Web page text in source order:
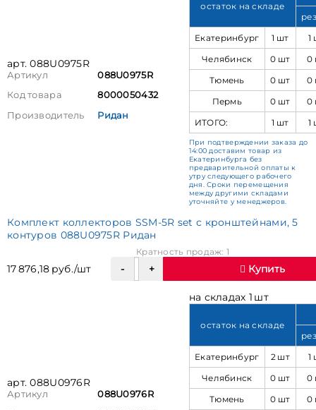
арт. 088U0975R
Артикул
088U0975R
Код товара
8000050432
Производитель
Ридан
остаток на складе
Екатеринбург
1 шт
1
Челябинск
0 шт
0
Тюмень
0 шт
0
Пермь
0 шт
0
ИТОГО:
1 шт 1
При подтверждении заказа до
14:00 доставим товар из
Екатеринбурга без
предварительной оплаты к
утру следующего рабочего
дня. Сроки перемещения
между другими складами
уточняйте у менеджеров.
Комплект коллекторов SSM-5R set с кронштейнами, 5
контуров 088U0975R Ридан
17 876,18 руб./шт
Кратность продаж: 1
Купить
арт. 088U0976R
Артикул
088U0976R
на складах 1 шт
остаток на складе
Екатеринбург
2 шт
1
Челябинск
0 шт
0
Тюмень
0 шт
0